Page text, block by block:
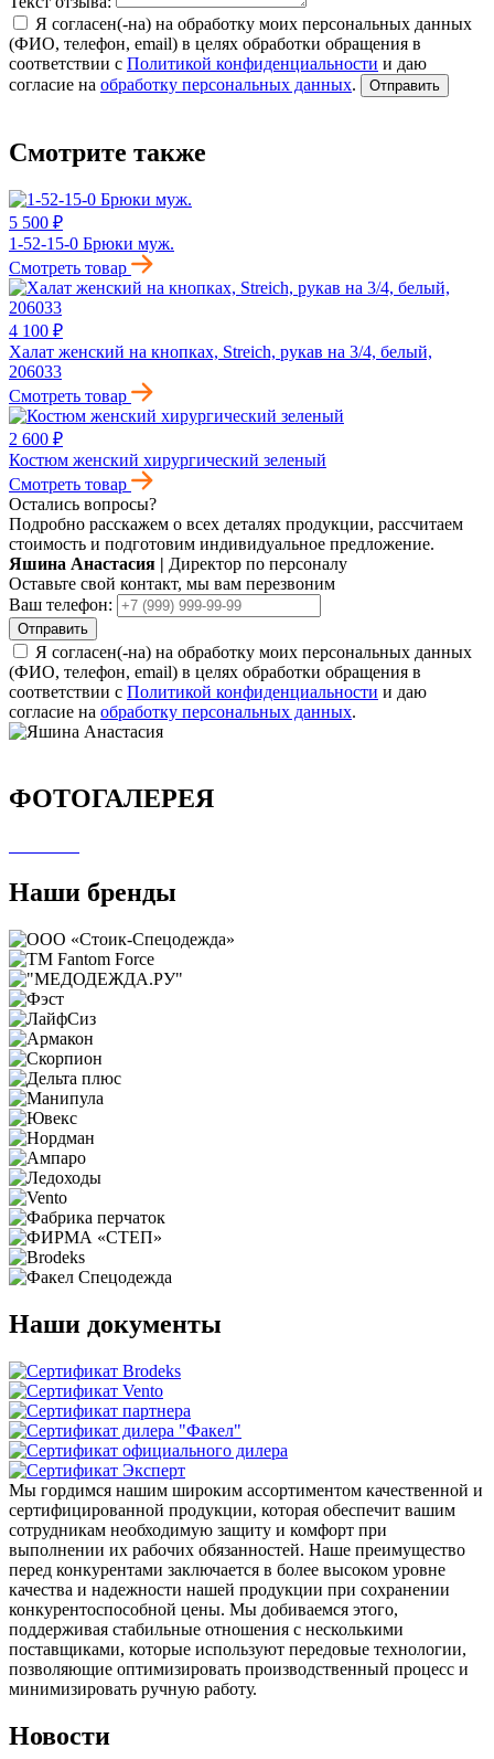
Я согласен(-на) на обработку моих персональных данных
(ФИО, телефон, email) в целях обработки обращения в
соответствии с Политикой конфиденциальности и даю
согласие на обработку персональных данных. Отправить
Смотрите также
5 500 ₽
1-52-15-0 Брюки муж.
Смотреть товар
4 100 ₽
Халат женский на кнопках, Streich, рукав на 3/4, белый,
206033
Смотреть товар
2 600 ₽
Костюм женcкий хирургический зеленый
Смотреть товар
Остались вопросы?
Подробно расскажем о всех деталях продукции, рассчитаем
стоимость и подготовим индивидуальное предложение.
Яшина Анастасия | Директор по персоналу
Оставьте свой контакт, мы вам перезвоним
Ваш телефон:
Отправить
Я согласен(-на) на обработку моих персональных данных
(ФИО, телефон, email) в целях обработки обращения в
соответствии с Политикой конфиденциальности и даю
согласие на обработку персональных данных.
ФОТОГАЛЕРЕЯ
Наши бренды
Наши документы
Мы гордимся нашим широким ассортиментом качественной и
сертифицированной продукции, которая обеспечит вашим
сотрудникам необходимую защиту и комфорт при
выполнении их рабочих обязанностей. Наше преимущество
перед конкурентами заключается в более высоком уровне
качества и надежности нашей продукции при сохранении
конкурентоспособной цены. Мы добиваемся этого,
поддерживая стабильные отношения с несколькими
поставщиками, которые используют передовые технологии,
позволяющие оптимизировать производственный процесс и
минимизировать ручную работу.
Новости